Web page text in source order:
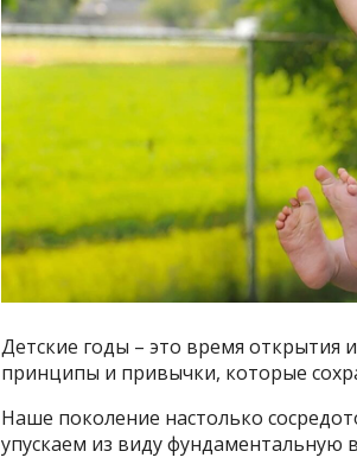
Детские годы – это время
принципы и привычки, которые
Наше поколение настолько
упускаем из виду фундаментальную